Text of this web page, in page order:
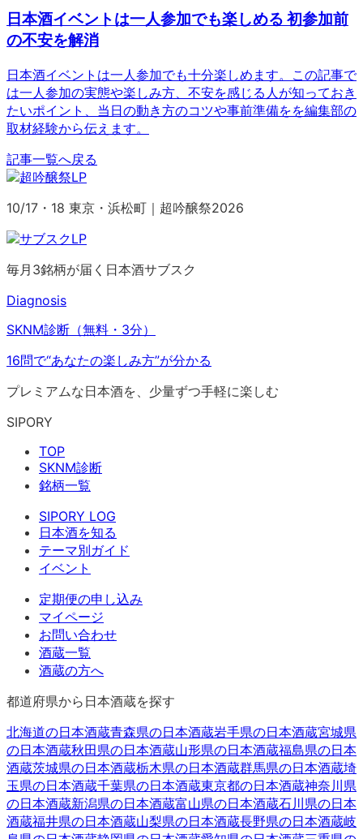
日本酒イベントは一人参加でも楽しめる 初参加前
の不安を解消
日本酒イベントは一人参加でも十分楽しめます。この記事で
は一人参加の実態や楽しみ方、不安を感じる人が知っておき
たいポイント、当日の動き方のコツや事前準備をを編集部の
取材経験から伝えます。
記事一覧へ戻る
10/17・18 東京・浜松町｜超吟醸祭2026
毎月3銘柄が届く日本酒サブスク
Diagnosis
SKNM診断（無料・3分）
16問で“あなたの楽しみ方”が分かる
プレミアムな日本酒を、少量ずつ手軽に楽しむ
SIPORY
TOP
SKNM診断
銘柄一覧
SIPORY LOG
日本酒を知る
テーマ別ガイド
イベント
定期便の申し込み
マイページ
お問い合わせ
酒蔵一覧
酒蔵の方へ
都道府県から日本酒蔵を探す
北海道の日本酒蔵青森県の日本酒蔵岩手県の日本酒蔵宮城県
の日本酒蔵秋田県の日本酒蔵山形県の日本酒蔵福島県の日本
酒蔵茨城県の日本酒蔵栃木県の日本酒蔵群馬県の日本酒蔵埼
玉県の日本酒蔵千葉県の日本酒蔵東京都の日本酒蔵神奈川県
の日本酒蔵新潟県の日本酒蔵富山県の日本酒蔵石川県の日本
酒蔵福井県の日本酒蔵山梨県の日本酒蔵長野県の日本酒蔵岐